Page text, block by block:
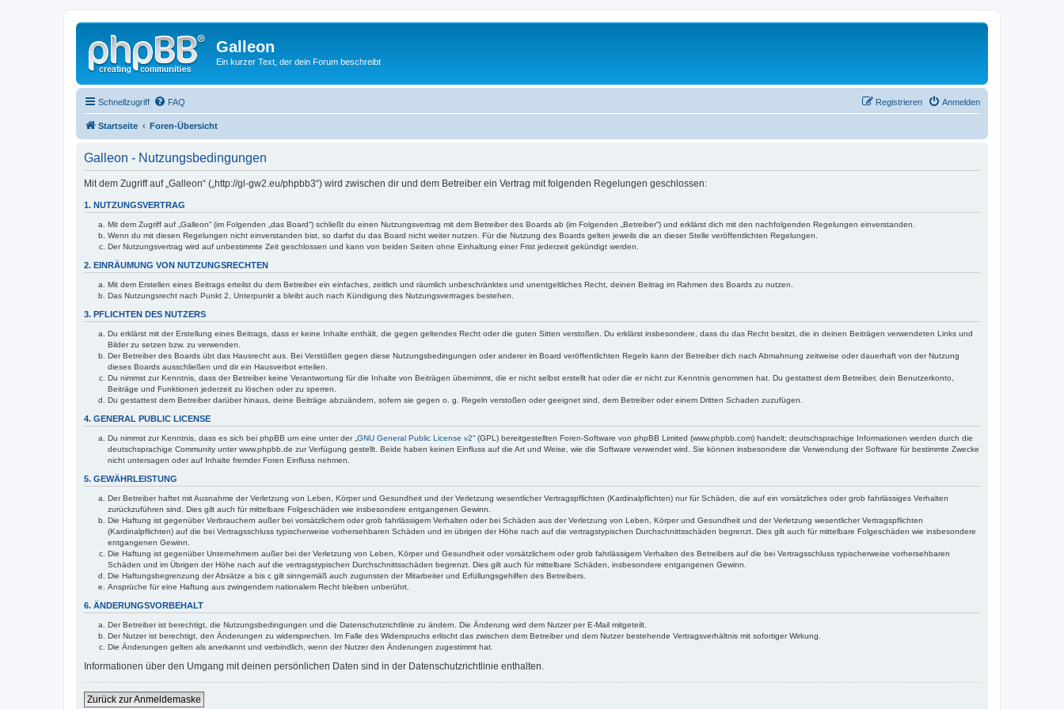
Galleon
Ein kurzer Text, der dein Forum beschreibt
Schnellzugriff FAQ Anmelden
Registrieren
Startseite Foren-Übersicht
Galleon - Nutzungsbedingungen
Mit dem Zugriff auf „Galleon“ („http://gl-gw2.eu/phpbb3“) wird zwischen dir und dem Betreiber ein Vertrag mit folgenden Regelungen geschlossen:
1. NUTZUNGSVERTRAG
Mit dem Zugriff auf „Galleon“ (im Folgenden „das Board“) schließt du einen Nutzungsvertrag mit dem Betreiber des Boards ab (im Folgenden „Betreiber“) und erklärst dich mit den nachfolgenden Regelungen einverstanden.
Wenn du mit diesen Regelungen nicht einverstanden bist, so darfst du das Board nicht weiter nutzen. Für die Nutzung des Boards gelten jeweils die an dieser Stelle veröffentlichten Regelungen.
Der Nutzungsvertrag wird auf unbestimmte Zeit geschlossen und kann von beiden Seiten ohne Einhaltung einer Frist jederzeit gekündigt werden.
2. EINRÄUMUNG VON NUTZUNGSRECHTEN
Mit dem Erstellen eines Beitrags erteilst du dem Betreiber ein einfaches, zeitlich und räumlich unbeschränktes und unentgeltliches Recht, deinen Beitrag im Rahmen des Boards zu nutzen.
Das Nutzungsrecht nach Punkt 2, Unterpunkt a bleibt auch nach Kündigung des Nutzungsvertrages bestehen.
3. PFLICHTEN DES NUTZERS
Du erklärst mit der Erstellung eines Beitrags, dass er keine Inhalte enthält, die gegen geltendes Recht oder die guten Sitten verstoßen. Du erklärst insbesondere, dass du das Recht besitzt, die in deinen Beiträgen verwendeten Links und
Bilder zu setzen bzw. zu verwenden.
Der Betreiber des Boards übt das Hausrecht aus. Bei Verstößen gegen diese Nutzungsbedingungen oder anderer im Board veröffentlichten Regeln kann der Betreiber dich nach Abmahnung zeitweise oder dauerhaft von der Nutzung
dieses Boards ausschließen und dir ein Hausverbot erteilen.
Du nimmst zur Kenntnis, dass der Betreiber keine Verantwortung für die Inhalte von Beiträgen übernimmt, die er nicht selbst erstellt hat oder die er nicht zur Kenntnis genommen hat. Du gestattest dem Betreiber, dein Benutzerkonto,
Beiträge und Funktionen jederzeit zu löschen oder zu sperren.
Du gestattest dem Betreiber darüber hinaus, deine Beiträge abzuändern, sofern sie gegen o. g. Regeln verstoßen oder geeignet sind, dem Betreiber oder einem Dritten Schaden zuzufügen.
4. GENERAL PUBLIC LICENSE
Du nimmst zur Kenntnis, dass es sich bei phpBB um eine unter der „ GNU General Public License v2“ (GPL) bereitgestellten Foren-Software von phpBB Limited (www.phpbb.com) handelt; deutschsprachige Informationen werden durch die
deutschsprachige Community unter www.phpbb.de zur Verfügung gestellt. Beide haben keinen Einfluss auf die Art und Weise, wie die Software verwendet wird. Sie können insbesondere die Verwendung der Software für bestimmte Zwecke
nicht untersagen oder auf Inhalte fremder Foren Einfluss nehmen.
5. GEWÄHRLEISTUNG
Der Betreiber haftet mit Ausnahme der Verletzung von Leben, Körper und Gesundheit und der Verletzung wesentlicher Vertragspflichten (Kardinalpflichten) nur für Schäden, die auf ein vorsätzliches oder grob fahrlässiges Verhalten
zurückzuführen sind. Dies gilt auch für mittelbare Folgeschäden wie insbesondere entgangenen Gewinn.
Die Haftung ist gegenüber Verbrauchern außer bei vorsätzlichem oder grob fahrlässigem Verhalten oder bei Schäden aus der Verletzung von Leben, Körper und Gesundheit und der Verletzung wesentlicher Vertragspflichten
(Kardinalpflichten) auf die bei Vertragsschluss typischerweise vorhersehbaren Schäden und im übrigen der Höhe nach auf die vertragstypischen Durchschnittsschäden begrenzt. Dies gilt auch für mittelbare Folgeschäden wie insbesondere
entgangenen Gewinn.
Die Haftung ist gegenüber Unternehmern außer bei der Verletzung von Leben, Körper und Gesundheit oder vorsätzlichem oder grob fahrlässigem Verhalten des Betreibers auf die bei Vertragsschluss typischerweise vorhersehbaren
Schäden und im Übrigen der Höhe nach auf die vertragstypischen Durchschnittsschäden begrenzt. Dies gilt auch für mittelbare Schäden, insbesondere entgangenen Gewinn.
Die Haftungsbegrenzung der Absätze a bis c gilt sinngemäß auch zugunsten der Mitarbeiter und Erfüllungsgehilfen des Betreibers.
Ansprüche für eine Haftung aus zwingendem nationalem Recht bleiben unberührt.
6. ÄNDERUNGSVORBEHALT
Der Betreiber ist berechtigt, die Nutzungsbedingungen und die Datenschutzrichtlinie zu ändern. Die Änderung wird dem Nutzer per E-Mail mitgeteilt.
Der Nutzer ist berechtigt, den Änderungen zu widersprechen. Im Falle des Widerspruchs erlischt das zwischen dem Betreiber und dem Nutzer bestehende Vertragsverhältnis mit sofortiger Wirkung.
Die Änderungen gelten als anerkannt und verbindlich, wenn der Nutzer den Änderungen zugestimmt hat.
Informationen über den Umgang mit deinen persönlichen Daten sind in der Datenschutzrichtlinie enthalten.
Zurück zur Anmeldemaske